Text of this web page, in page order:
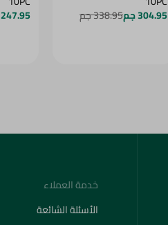
304.95 جم 338.95 جم 247.95 جم
خدمة العملاء
الأسئلة الشائعة